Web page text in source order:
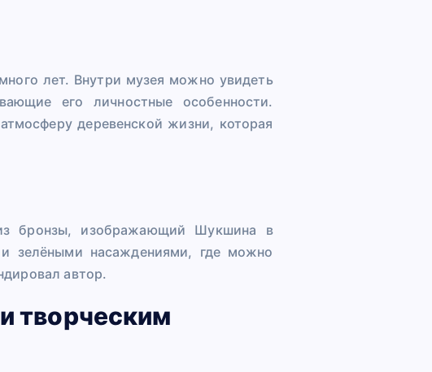
лет. Внутри музея можно увидеть
его личностные особенности.
деревенской жизни, которая
бронзы, изображающий Шукшина в
зелёными насаждениями, где можно
автор.
творческим